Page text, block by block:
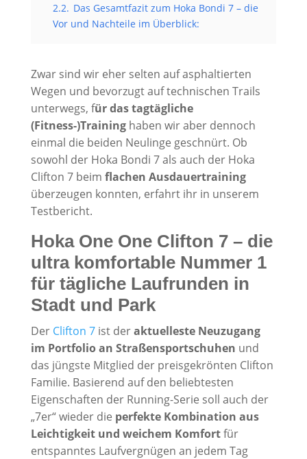
2.2. Das Gesamtfazit zum Hoka Bondi 7 – die
Vor und Nachteile im Überblick:
Zwar sind wir eher selten auf asphaltierten
Wegen und bevorzugt auf technischen Trails
unterwegs, für das tagtägliche
(Fitness-)Traininghaben wir aber dennoch
einmal die beiden Neulinge geschnürt. Ob
sowohl der Hoka Bondi 7 als auch der Hoka
Clifton 7 beim flachen Ausdauertraining
überzeugen konnten, erfahrt ihr in unserem
Testbericht.
Hoka One One Clifton 7 – die
ultra komfortable Nummer 1
für tägliche Laufrunden in
Stadt und Park
Der Clifton 7ist deraktuelleste Neuzugang
im Portfolio an Straßensportschuhen und
das jüngste Mitglied der preisgekrönten Clifton
Familie. Basierend auf den beliebtesten
Eigenschaften der Running-Serie soll auch der
„7er“ wieder die perfekte Kombination aus
Leichtigkeit und weichem Komfortfür
entspanntes Laufvergnügen an jedem Tag